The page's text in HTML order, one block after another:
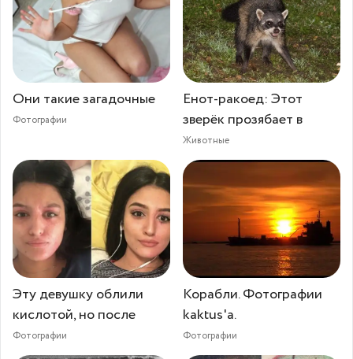
Они такие загадочные
Фотографии
Енот-ракоед: Этот
зверёк прозябает в
Животные
Эту девушку облили
кислотой, но после
Фотографии
Корабли. Фотографии
kaktus'а.
Фотографии